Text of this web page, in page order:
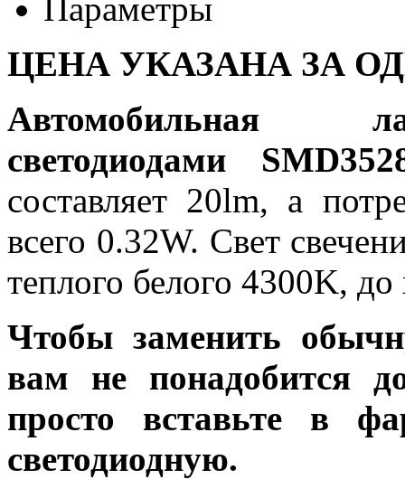
Параметры
ЦЕНА УКАЗАНА ЗА
светодиодами
составляет 20lm, а
всего 0.32W. Свет
теплого белого 4300K,
Чтобы заменить
вам не понадобится
просто вставьте в
светодиодную.